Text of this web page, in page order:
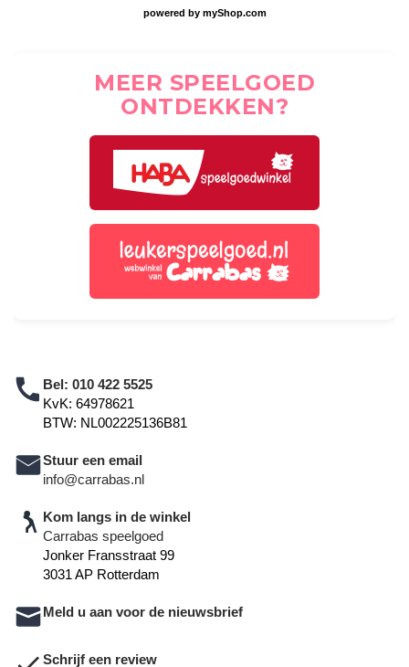
powered by myShop.com
MEER SPEELGOED
ONTDEKKEN?
Bel: 010 422 5525
KvK: 64978621
BTW: NL002225136B81
Stuur een email
info@carrabas.nl
Kom langs in de winkel
Carrabas speelgoed
Jonker Fransstraat 99
3031 AP Rotterdam
Meld u aan voor de nieuwsbrief
Schrijf een review